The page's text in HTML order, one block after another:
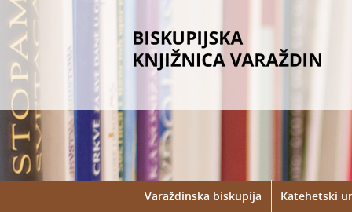
Varaždinska biskupija Katehetski